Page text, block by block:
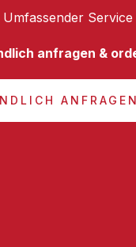
anfragen &
ANFRAGEN